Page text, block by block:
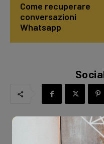
Ti è
Come recuperare
conversazioni
Whatsapp